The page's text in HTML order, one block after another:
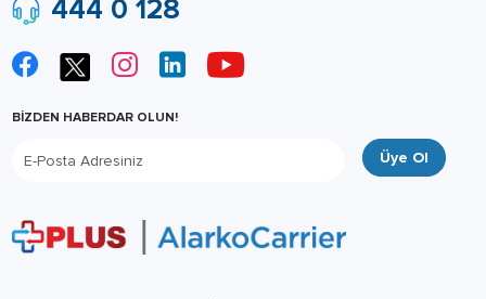
444 0 128
BİZDEN HABERDAR OLUN!
Üye Ol